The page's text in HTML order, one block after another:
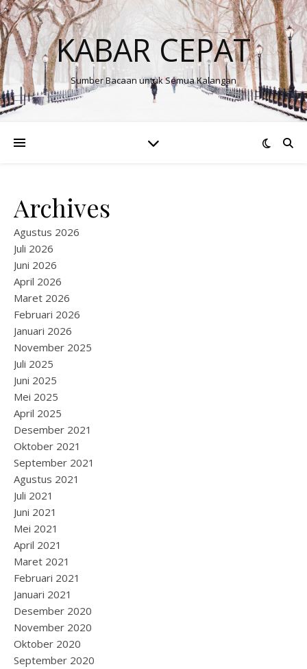
KABAR CEPAT
Sumber Bacaan untuk Semua Kalangan
Archives
Agustus 2026
Juli 2026
Juni 2026
April 2026
Maret 2026
Februari 2026
Januari 2026
November 2025
Juli 2025
Juni 2025
Mei 2025
April 2025
Desember 2021
Oktober 2021
September 2021
Agustus 2021
Juli 2021
Juni 2021
Mei 2021
April 2021
Maret 2021
Februari 2021
Januari 2021
Desember 2020
November 2020
Oktober 2020
September 2020